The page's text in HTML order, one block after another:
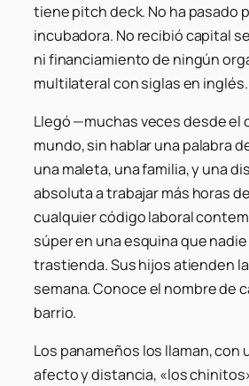
tiene pitch deck. No ha pasado
incubadora. No recibió capital
ni financiamiento de ningún
multilateral con siglas en inglés.
Llegó —muchas veces desde el
mundo, sin hablar una palabra
una maleta, una familia, y una
absoluta a trabajar más horas
cualquier código laboral
súper en una esquina que nadie
trastienda. Sus hijos atienden
semana. Conoce el nombre de
barrio.
Los panameños los llaman, con
afecto y distancia, «los